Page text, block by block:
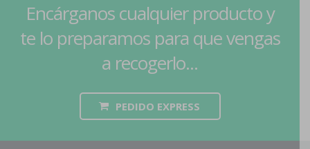
Encárganos cualquier producto y
te lo preparamos para que vengas
a recogerlo...
PEDIDO EXPRESS